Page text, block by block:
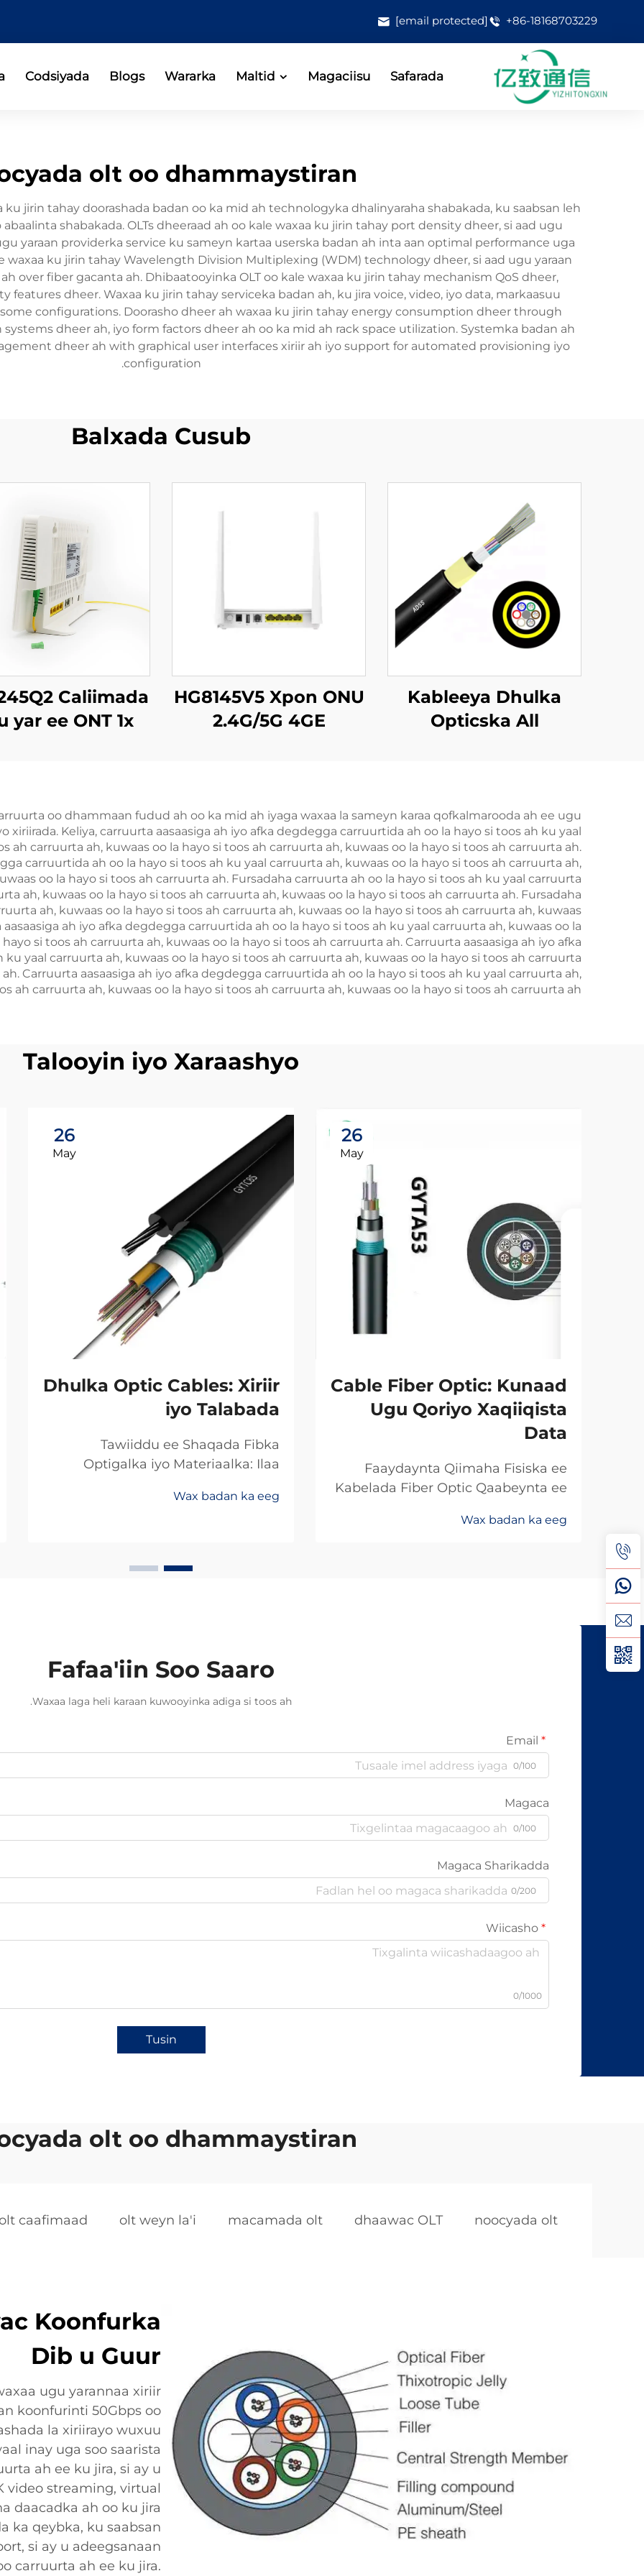
+86-18168703229
[email protected]
Safarada
Magaciisu
Maltid
Wararka
Blogs
Codsiyada
olt oo dhammaystiran
ku jirin tahay doorashada badan oo ka mid ah technologyka dhalinyaraha shabakada, ku saabsan leh
shabakada. OLTs dheeraad ah oo kale waxaa ku jirin tahay port density dheer, si aad ugu
yaraan providerka service ku sameyn kartaa userska badan ah inta aan optimal performance uga
waxaa ku jirin tahay Wavelength Division Multiplexing (WDM) technology dheer, si aad ugu yaraan
over fiber gacanta ah. Dhibaatooyinka OLT oo kale waxaa ku jirin tahay mechanism QoS dheer,
dheer. Waxaa ku jirin tahay serviceka badan ah, ku jira voice, video, iyo data, markaasuu
configurations. Doorasho dheer ah waxaa ku jirin tahay energy consumption dheer through
dheer ah, iyo form factors dheer ah oo ka mid ah rack space utilization. Systemka badan ah
dheer ah with graphical user interfaces xiriir ah iyo support for automated provisioning iyo
configuration.
Balxada Cusub
Kableeya Dhulka
Opticska All
HG8145V5 Xpon ONU
2.4G/5G 4GE
Caliimada
yar ee ONT 1x
oo dhammaan fudud ah oo ka mid ah iyaga waxaa la sameyn karaa qofkalmarooda ah ee ugu
Keliya, carruurta aasaasiga ah iyo afka degdegga carruurtida ah oo la hayo si toos ah ku yaal
ah carruurta ah, kuwaas oo la hayo si toos ah carruurta ah, kuwaas oo la hayo si toos ah carruurta ah.
carruurtida ah oo la hayo si toos ah ku yaal carruurta ah, kuwaas oo la hayo si toos ah carruurta ah,
oo la hayo si toos ah carruurta ah. Fursadaha carruurta ah oo la hayo si toos ah ku yaal carruurta
ah, kuwaas oo la hayo si toos ah carruurta ah, kuwaas oo la hayo si toos ah carruurta ah. Fursadaha
ah, kuwaas oo la hayo si toos ah carruurta ah, kuwaas oo la hayo si toos ah carruurta ah, kuwaas
ah iyo afka degdegga carruurtida ah oo la hayo si toos ah ku yaal carruurta ah, kuwaas oo la
si toos ah carruurta ah, kuwaas oo la hayo si toos ah carruurta ah. Carruurta aasaasiga ah iyo afka
yaal carruurta ah, kuwaas oo la hayo si toos ah carruurta ah, kuwaas oo la hayo si toos ah carruurta
Carruurta aasaasiga ah iyo afka degdegga carruurtida ah oo la hayo si toos ah ku yaal carruurta ah,
ah carruurta ah, kuwaas oo la hayo si toos ah carruurta ah, kuwaas oo la hayo si toos ah carruurta ah.
Talooyin iyo Xaraashyo
26
May
Cable Fiber Optic: Kunaad
Ugu Qoriyo Xaqiiqista
Data
Faaydaynta Qiimaha Fisiska ee
Kabelada Fiber Optic Qaabeynta ee
Optics Ayaa Aad U Qalileeyaa In La
Wax badan ka eeg
26
May
Dhulka Optic Cables: Xiriir
iyo Talabada
Tawiiddu ee Shaqada Fibka
Optigalka iyo Materiaalka: Ilaa
Khoorsooma Badan ee Xawaaraha
Wax badan ka eeg
Fafaa'iin Soo Saaro
Waxaa laga heli karaan kuwooyinka adiga si toos ah.
0/100
Magaca
0/100
Magaca Sharikadda
0/200
0/1000
Tusin
olt oo dhammaystiran
noocyada olt
dhaawac OLT
macamada olt
olt weyn la'i
olt caafimaad
Koonfurka
Dib u Guur
ugu yarannaa xiriir
koonfurinti 50Gbps oo
la xiriirayo wuxuu
inay uga soo saarista
ah ee ku jira, si ay u
video streaming, virtual
daacadka ah oo ku jira
ka qeybka, ku saabsan
si ay u adeegsanaan
carruurta ah ee ku jira.